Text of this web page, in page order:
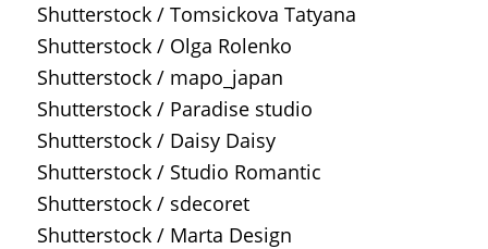
Shutterstock / Tomsickova Tatyana
Shutterstock / Olga Rolenko
Shutterstock / mapo_japan
Shutterstock / Paradise studio
Shutterstock / Daisy Daisy
Shutterstock / Studio Romantic
Shutterstock / sdecoret
Shutterstock / Marta Design